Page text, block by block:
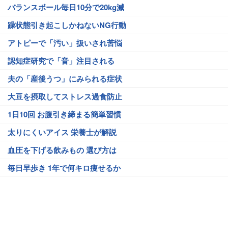
バランスボール毎日10分で20kg減
躁状態引き起こしかねないNG行動
アトピーで「汚い」扱いされ苦悩
認知症研究で「音」注目される
夫の「産後うつ」にみられる症状
大豆を摂取してストレス過食防止
1日10回 お腹引き締まる簡単習慣
太りにくいアイス 栄養士が解説
血圧を下げる飲みもの 選び方は
毎日早歩き 1年で何キロ痩せるか